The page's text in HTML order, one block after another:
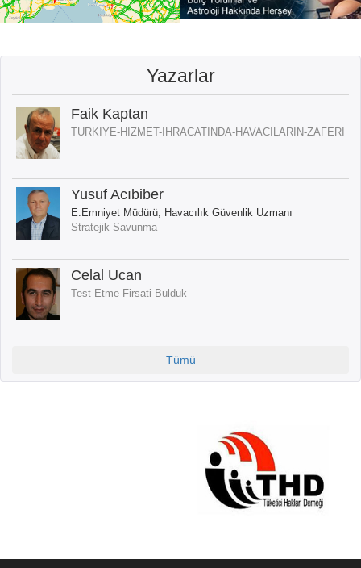
Yazarlar
Faik Kaptan
TURKIYE-HIZMET-IHRACATINDA-HAVACILARIN-ZAFERI
Yusuf Acıbiber
E.Emniyet Müdürü, Havacılık Güvenlik Uzmanı
Stratejik Savunma
Celal Ucan
Test Etme Firsati Bulduk
Tümü